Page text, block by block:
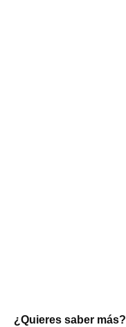
¿Quieres saber más?